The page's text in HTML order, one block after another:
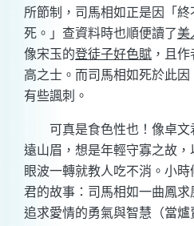
所節制，司馬相如正是因「
死。」查資料時也順便讀了美
像宋玉的登徒子好色賦 ，且
高之士。而司馬相如死於此因
有些諷刺。
可真是食色性也！像卓文
遠山眉，想是年輕守寡之故
眼波一轉就教人吃不消。小
君的故事：司馬相如一曲鳳
追求愛情的勇氣與智慧（當